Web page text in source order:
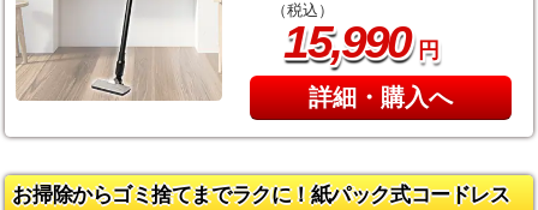
（税込）
15,990円
詳細・購入へ
お掃除からゴミ捨てまでラクに！紙パック式コードレス